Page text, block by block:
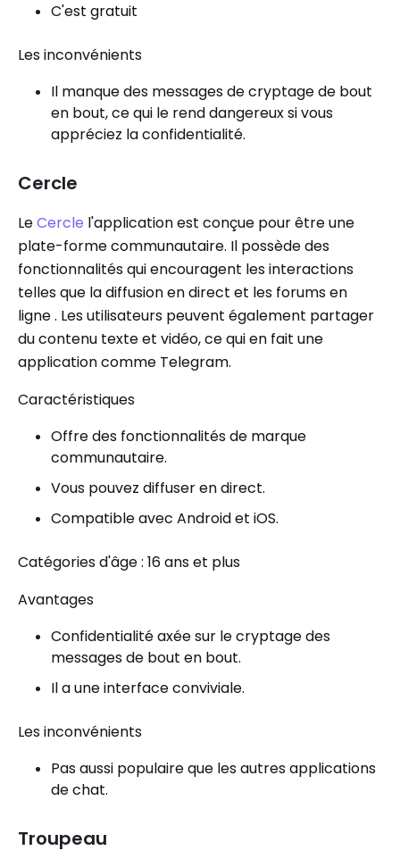
C'est gratuit
Les inconvénients
Il manque des messages de cryptage de bout
en bout, ce qui le rend dangereux si vous
appréciez la confidentialité.
Cercle
LeCercle l'application est conçue pour être une
plate-forme communautaire. Il possède des
fonctionnalités qui encouragent les interactions
telles que la diffusion en direct et les forums en
ligne . Les utilisateurs peuvent également partager
du contenu texte et vidéo, ce qui en fait une
application comme Telegram.
Caractéristiques
Offre des fonctionnalités de marque
communautaire.
Vous pouvez diffuser en direct.
Compatible avec Android et iOS.
Catégories d'âge : 16 ans et plus
Avantages
Confidentialité axée sur le cryptage des
messages de bout en bout.
Il a une interface conviviale.
Les inconvénients
Pas aussi populaire que les autres applications
de chat.
Troupeau